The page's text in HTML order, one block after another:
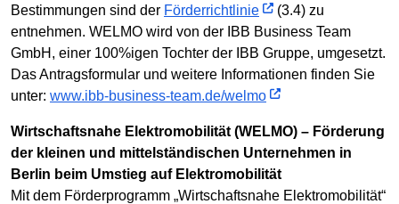
Bestimmungen sind der Förderrichtlinie
(3.4) zu
entnehmen. WELMO wird von der IBB Business Team
GmbH, einer 100%igen Tochter der IBB Gruppe, umgesetzt.
Das Antragsformular und weitere Informationen finden Sie
unter: www.ibb-business-team.de/welmo
Wirtschaftsnahe Elektromobilität (WELMO) – Förderung
der kleinen und mittelständischen Unternehmen in
Berlin beim Umstieg auf Elektromobilität
Mit dem Förderprogramm „Wirtschaftsnahe Elektromobilität“